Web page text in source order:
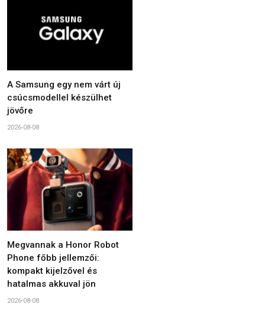
A Samsung egy nem várt új
csúcsmodellel készülhet
jövőre
2026-08-08
Megvannak a Honor Robot
Phone főbb jellemzői:
kompakt kijelzővel és
hatalmas akkuval jön
2026-08-08